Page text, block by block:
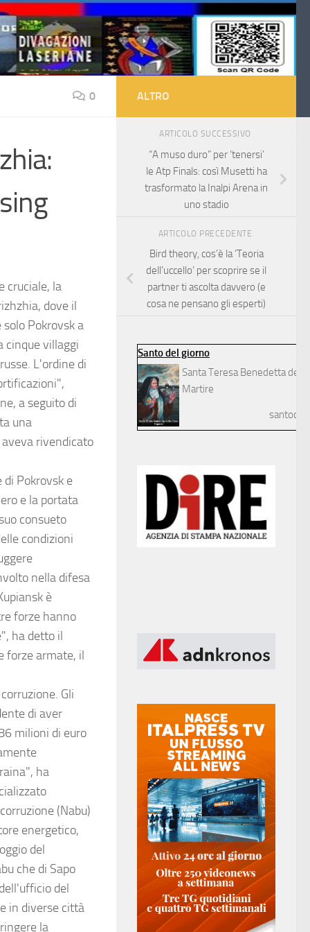
0
cruciale, la
dove il
Pokrovsk a
cinque villaggi
L'ordine di
a seguito di
una
rivendicato
Pokrovsk e
e la portata
consueto
condizioni
nella difesa
è
forze hanno
ha detto il
forze armate, il
Gli
di aver
milioni di euro
ha
(Nabu)
energetico,
del
che di Sapo
del
in diverse città
la
ALTRO
ARTICOLO SUCCESSIVO
“A muso duro” per ‘tenersi’
le Atp Finals: così Musetti ha
trasformato la Inalpi Arena in
uno stadio
ARTICOLO PRECEDENTE
Bird theory, cos’è la ‘Teoria
dell’uccello’ per scoprire se il
partner ti ascolta davvero (e
cosa ne pensano gli esperti)
Santo del giorno
Santa Teresa Benedetta della
Martire